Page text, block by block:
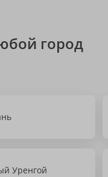
город
Уренгой